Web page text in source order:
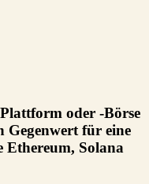
oder -Börse
für eine
Solana